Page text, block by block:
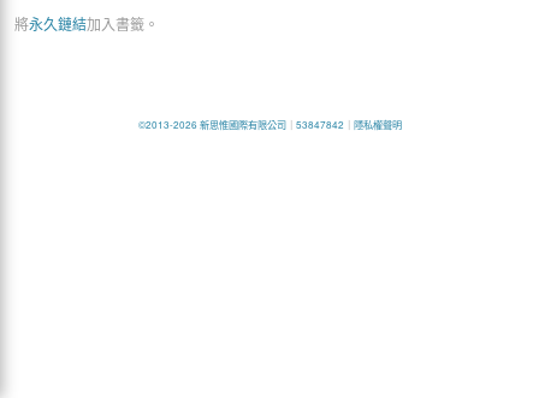
將永久鏈結加入書籤。
©2013-2026 新思惟國際有限公司｜ 53847842 ｜ 隱私權聲明